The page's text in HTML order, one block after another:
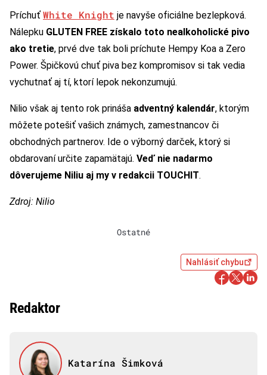
Príchuť White Knight je navyše oficiálne bezlepková.
Nálepku GLUTEN FREE získalo toto nealkoholické pivo
ako tretie, prvé dve tak boli príchute Hempy Koa a Zero
Power. Špičkovú chuť piva bez kompromisov si tak vedia
vychutnať aj tí, ktorí lepok nekonzumujú.
Nilio však aj tento rok prináša adventný kalendár, ktorým
môžete potešiť vašich známych, zamestnancov či
obchodných partnerov. Ide o výborný darček, ktorý si
obdarovaní určite zapamätajú. Veď nie nadarmo
dôverujeme Niliu aj my v redakcii TOUCHIT.
Zdroj: Nilio
Ostatné
Nahlásiť chybu
Redaktor
Katarína Šimková